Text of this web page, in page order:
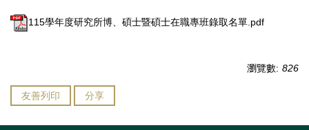
115學年度研究所博、碩士暨碩士在職專班錄取名單.pdf
瀏覽數: 826
友善列印 分享